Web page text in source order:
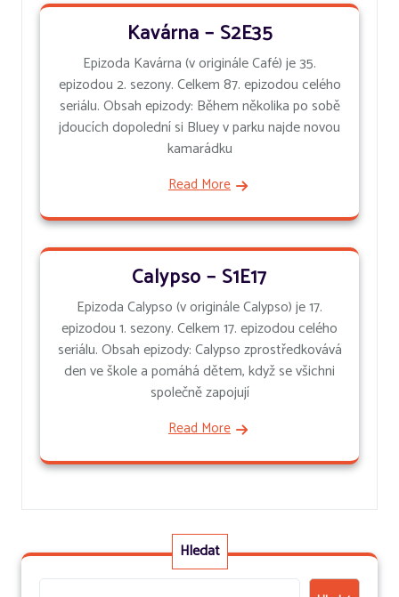
Kavárna – S2E35
Epizoda Kavárna (v originále Café) je 35.
epizodou 2. sezony. Celkem 87. epizodou celého
seriálu. Obsah epizody: Během několika po sobě
jdoucích dopolední si Bluey v parku najde novou
kamarádku
Read More
Calypso – S1E17
Epizoda Calypso (v originále Calypso) je 17.
epizodou 1. sezony. Celkem 17. epizodou celého
seriálu. Obsah epizody: Calypso zprostředkovává
den ve škole a pomáhá dětem, když se všichni
společně zapojují
Read More
Hledat